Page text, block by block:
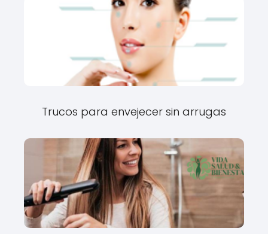
Trucos para envejecer sin arrugas